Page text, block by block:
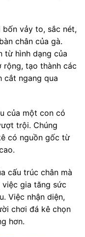
vảy to, sắc nét,
chân của gà.
từ hình dạng của
rộng, tạo thành các
cắt ngang qua
của một con có
trội. Chúng
có nguồn gốc từ
cấu trúc chân mà
gia tăng sức
Việc nhận diện,
chơi đá kê chọn
hơn.